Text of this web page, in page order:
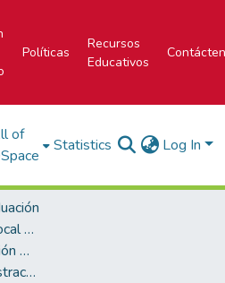
Políticas
Recursos
Educativos
of
Statistics Log In
Campus Tecnológico Local San Carlos
Carrera de Administración de Empresas
Bachillerato en Administración de Empresas